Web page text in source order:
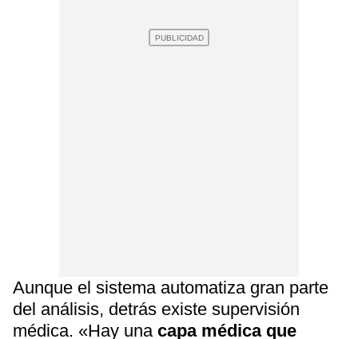
Aunque el sistema automatiza gran parte
del análisis, detrás existe supervisión
médica. «Hay una capa médica que